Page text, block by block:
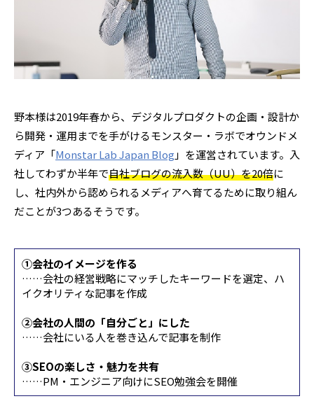
野本様は2019年春から、デジタルプロダクトの企画・設計か
ら開発・運用までを手がけるモンスター・ラボでオウンドメ
ディア「Monstar Lab Japan Blog 」を運営されています。入
社してわずか半年で自社ブログの流入数（UU）を20倍に
し、社内外から認められるメディアへ育てるために取り組ん
だことが3つあるそうです。
①会社のイメージを作る
……会社の経営戦略にマッチしたキーワードを選定、ハ
イクオリティな記事を作成
②会社の人間の「自分ごと」にした
……会社にいる人を巻き込んで記事を制作
③SEOの楽しさ・魅力を共有
……PM・エンジニア向けにSEO勉強会を開催